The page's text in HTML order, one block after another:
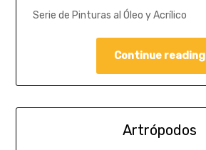
Serie de Pinturas al Óleo y Acrílico
Continue reading
Artrópodos